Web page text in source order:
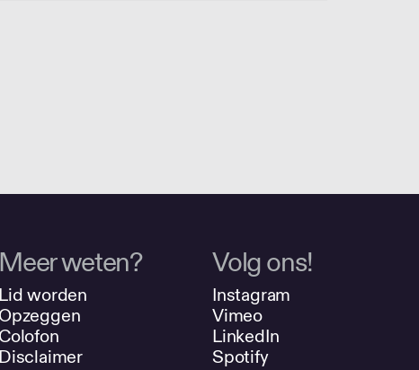
Meer weten?
Lid worden
Opzeggen
Colofon
Disclaimer
Volg ons!
Instagram
Vimeo
LinkedIn
Spotify